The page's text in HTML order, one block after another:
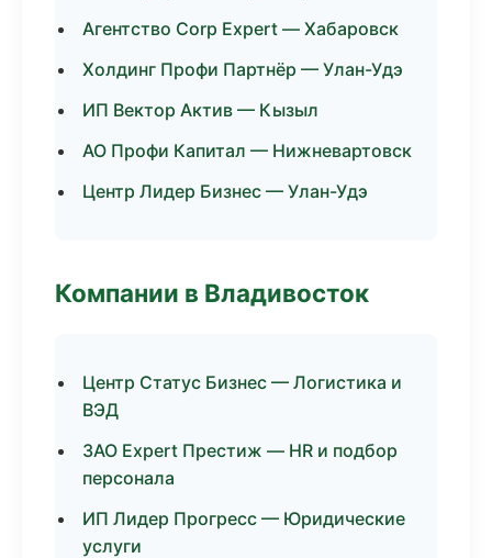
Агентство Corp Expert — Хабаровск
Холдинг Профи Партнёр — Улан-Удэ
ИП Вектор Актив — Кызыл
АО Профи Капитал — Нижневартовск
Центр Лидер Бизнес — Улан-Удэ
Компании в Владивосток
Центр Статус Бизнес — Логистика и
ВЭД
ЗАО Expert Престиж — HR и подбор
персонала
ИП Лидер Прогресс — Юридические
услуги